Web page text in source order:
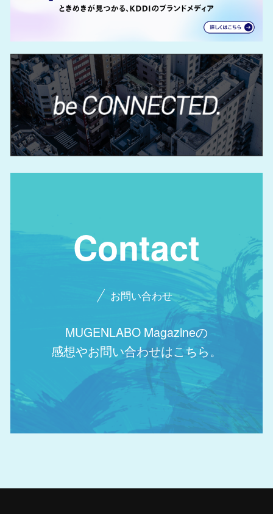
Contact
お問い合わせ
MUGENLABO Magazineの
感想やお問い合わせはこちら。